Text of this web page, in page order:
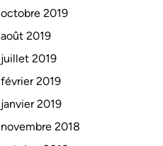
octobre 2019
août 2019
juillet 2019
février 2019
janvier 2019
novembre 2018